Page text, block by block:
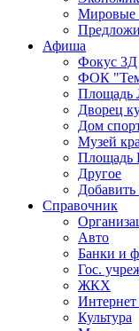
Мировые
Афиша
Фокус 3Д
ФОК
Площадь
Дворец
Дом
Музей
Площадь
Другое
Добавить
Справочник
Авто
Банки и
Гос.
ЖКХ
Культура